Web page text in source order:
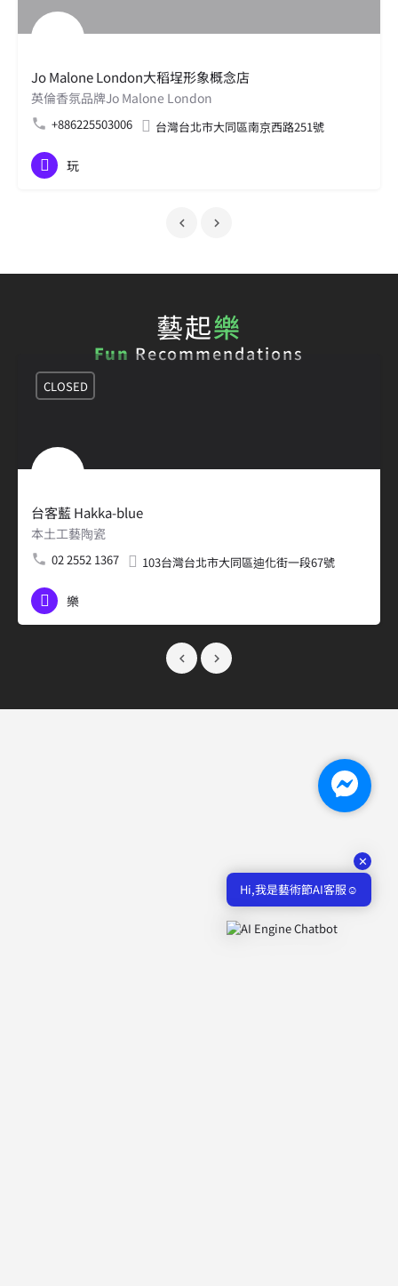
Jo Malone London大稻埕形象概念店
英倫香氛品牌Jo Malone London
+886225503006 台灣台北市大同區南京西路251號
玩
藝起樂
Fun Recommendations
台客藍 Hakka-blue
本土工藝陶瓷
02 2552 1367 103台灣台北市大同區迪化街一段67號
CLOSED
樂
✕
Hi,我是藝術節AI客服☺️